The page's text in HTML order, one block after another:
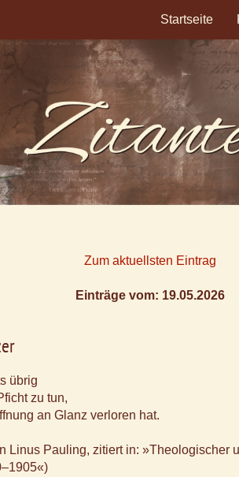
Startseite
Zum aktuellsten Eintrag
Einträge vom: 19.05.2026
übrig
zu tun,
an Glanz verloren hat.
Linus Pauling, zitiert in: »Theologischer